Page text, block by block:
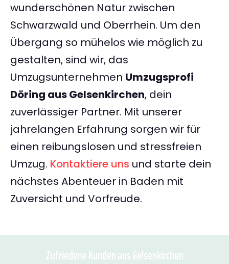
wunderschönen Natur zwischen
Schwarzwald und Oberrhein. Um den
Übergang so mühelos wie möglich zu
gestalten, sind wir, das
Umzugsunternehmen Umzugsprofi
Döring aus Gelsenkirchen, dein
zuverlässiger Partner. Mit unserer
jahrelangen Erfahrung sorgen wir für
einen reibungslosen und stressfreien
Umzug. Kontaktiere uns und starte dein
nächstes Abenteuer in Baden mit
Zuversicht und Vorfreude.
Zufriedene Kunden aus Gelsenkirchen